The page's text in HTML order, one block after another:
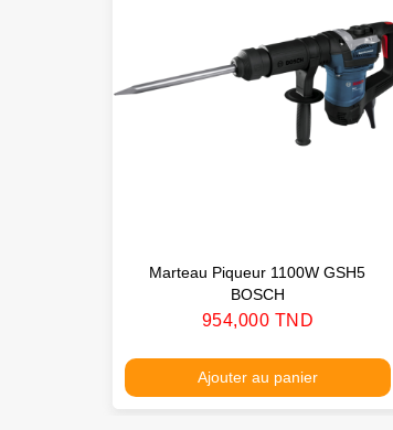
Marteau Piqueur 1100W GSH5
BOSCH
Prix
954,000 TND
Ajouter au panier